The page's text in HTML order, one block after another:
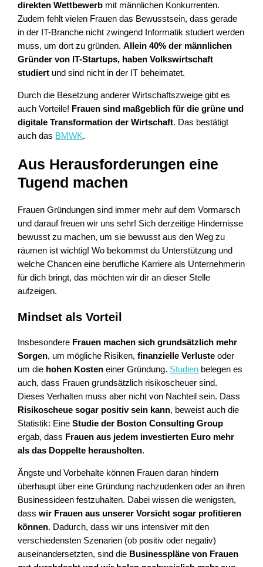
direkten Wettbewerb mit männlichen Konkurrenten.
Zudem fehlt vielen Frauen das Bewusstsein, dass gerade
in der IT-Branche nicht zwingend Informatik studiert werden
muss, um dort zu gründen.Allein 40% der männlichen
Gründer von IT-Startups, haben Volkswirtschaft
studiert und sind nicht in der IT beheimatet.
Durch die Besetzung anderer Wirtschaftszweige gibt es
auch Vorteile! Frauen sind maßgeblich für die grüne und
digitale Transformation der Wirtschaft. Das bestätigt
auch das BMWK.
Aus Herausforderungen eine
Tugend machen
Frauen Gründungen sind immer mehr auf dem Vormarsch
und darauf freuen wir uns sehr! Sich derzeitige Hindernisse
bewusst zu machen, um sie bewusst aus den Weg zu
räumen ist wichtig! Wo bekommst du Unterstützung und
welche Chancen eine berufliche Karriere als Unternehmerin
für dich bringt, das möchten wir dir an dieser Stelle
aufzeigen.
Mindset als Vorteil
Insbesondere Frauen machen sich grundsätzlich mehr
Sorgen, um mögliche Risiken,finanzielle Verluste oder
um die hohen Kosteneiner Gründung. Studien belegen es
auch, dass Frauen grundsätzlich risikoscheuer sind.
Dieses Verhalten muss aber nicht von Nachteil sein. Dass
Risikoscheue sogar positiv sein kann, beweist auch die
Statistik: EineStudie der Boston Consulting Group
ergab, dass Frauen aus jedem investierten Euro mehr
als das Doppelte herausholten.
Ängste und Vorbehalte können Frauen daran hindern
überhaupt über eine Gründung nachzudenken oder an ihren
Businessideen festzuhalten. Dabei wissen die wenigsten,
dass wir Frauen aus unserer Vorsicht sogar profitieren
können. Dadurch, dass wir uns intensiver mit den
verschiedensten Szenarien (ob positiv oder negativ)
auseinandersetzten, sind die Businesspläne von Frauen